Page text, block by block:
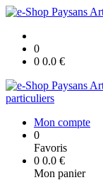
0
0 0.0 €
particuliers
Mon compte
0
Favoris
0 0.0 €
Mon panier